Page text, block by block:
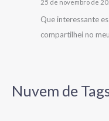
25 de novembro de
Que interessante
compartilhei no
Nuvem de